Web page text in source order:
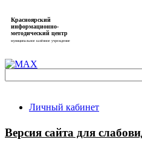
Красноярский
информационно-
методический центр
муниципальное казённое учреждение
Личный кабинет
Версия сайта для